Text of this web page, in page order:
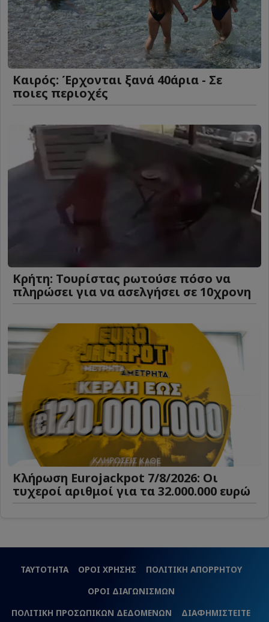
Καιρός: Έρχονται ξανά 40άρια - Σε
ποιες περιοχές
Κρήτη: Τουρίστας ρωτούσε πόσο να
πληρώσει για να ασελγήσει σε 10χρονη
Κλήρωση Eurojackpot 7/8/2026: Οι
τυχεροί αριθμοί για τα 32.000.000 ευρώ
ΤΑΥΤΟΤΗΤΑ ΟΡΟΙ ΧΡΗΣΗΣ
ΠΟΛΙΤΙΚΗ ΑΠΟΡΡΗΤΟΥ
ΟΡΟΙ ΔΙΑΓΩΝΙΣΜΩΝ
ΠΟΛΙΤΙΚΗ ΠΡΟΣΩΠΙΚΩΝ ΔΕΔΟΜΕΝΩΝ
ΔΙΑΦΗΜΙΣΤΕΙΤΕ